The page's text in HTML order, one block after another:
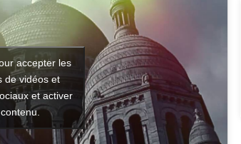
accepter les
de vidéos et
et activer